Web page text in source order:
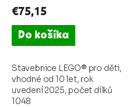
€75,15
Do košíka
Stavebnice LEGO® pro děti,
vhodné od 10 let, rok
uvedení 2025, počet dílků
1048